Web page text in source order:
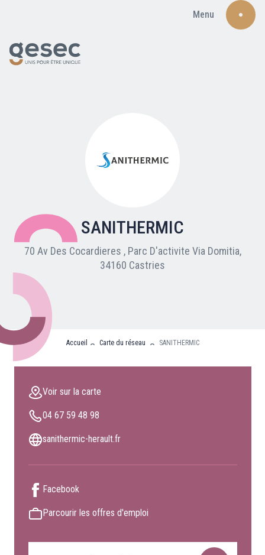
Menu
Nos adhérents
Carte du réseau
Nos partenaires
Clients professionnels
Blog
Nous rejoindre
FAQ
SANITHERMIC
70 Av Des Cocardieres , Parc D'activite Via Domitia,
34160 Castries
Accueil Carte du réseau SANITHERMIC
Voir sur la carte
04 67 59 48 98
sanithermic-herault.fr
Facebook
Parcourir les offres d'emploi